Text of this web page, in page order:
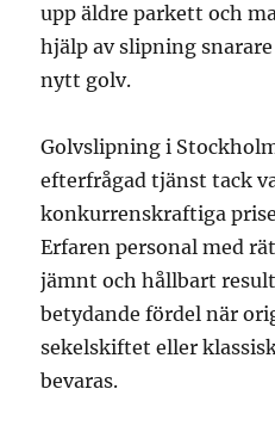
upp äldre parkett och
hjälp av slipning
nytt golv.
Golvslipning i
efterfrågad tjänst tack
konkurrenskraftiga
Erfaren personal med
jämnt och hållbart
betydande fördel när
sekelskiftet eller
bevaras.